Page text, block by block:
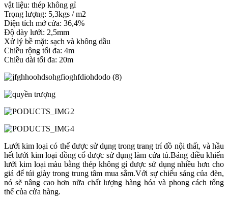
vật liệu: thép không gỉ
Trọng lượng: 5,3kgs / m2
Diện tích mở cửa: 36,4%
Độ dày lưới: 2,5mm
Xử lý bề mặt: sạch và không dầu
Chiều rộng tối đa: 4m
Chiều dài tối đa: 20m
Lưới kim loại có thể được sử dụng trong trang trí đồ nội thất, và hầu
hết lưới kim loại đồng cổ được sử dụng làm cửa tủ.Bảng điều khiển
lưới kim loại màu bằng thép không gỉ được sử dụng nhiều hơn cho
giá để túi giày trong trung tâm mua sắm.Với sự chiếu sáng của đèn,
nó sẽ nâng cao hơn nữa chất lượng hàng hóa và phong cách tổng
thể của cửa hàng.